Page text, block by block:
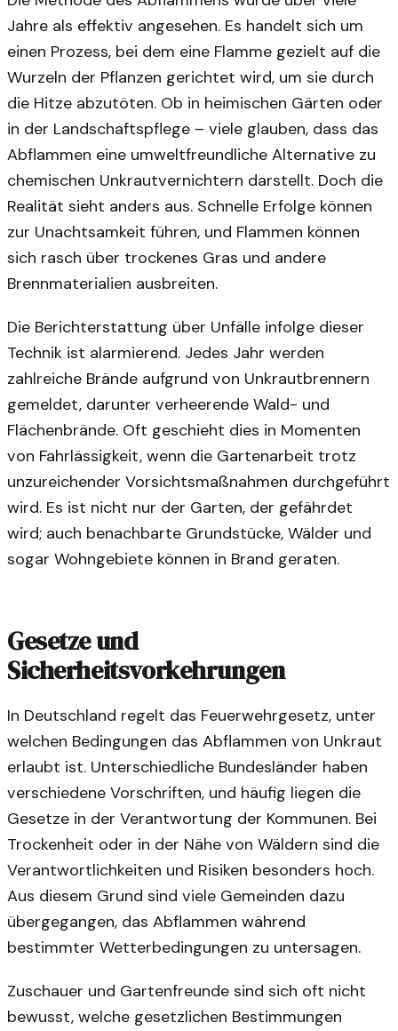
Jahre als effektiv angesehen. Es handelt sich um
einen Prozess, bei dem eine Flamme gezielt auf die
Wurzeln der Pflanzen gerichtet wird, um sie durch
die Hitze abzutöten. Ob in heimischen Gärten oder
in der Landschaftspflege – viele glauben, dass das
Abflammen eine umweltfreundliche Alternative zu
chemischen Unkrautvernichtern darstellt. Doch die
Realität sieht anders aus. Schnelle Erfolge können
zur Unachtsamkeit führen, und Flammen können
sich rasch über trockenes Gras und andere
Brennmaterialien ausbreiten.
Die Berichterstattung über Unfälle infolge dieser
Technik ist alarmierend. Jedes Jahr werden
zahlreiche Brände aufgrund von Unkrautbrennern
gemeldet, darunter verheerende Wald- und
Flächenbrände. Oft geschieht dies in Momenten
von Fahrlässigkeit, wenn die Gartenarbeit trotz
unzureichender Vorsichtsmaßnahmen durchgeführt
wird. Es ist nicht nur der Garten, der gefährdet
wird; auch benachbarte Grundstücke, Wälder und
sogar Wohngebiete können in Brand geraten.
Gesetze und
Sicherheitsvorkehrungen
In Deutschland regelt das Feuerwehrgesetz, unter
welchen Bedingungen das Abflammen von Unkraut
erlaubt ist. Unterschiedliche Bundesländer haben
verschiedene Vorschriften, und häufig liegen die
Gesetze in der Verantwortung der Kommunen. Bei
Trockenheit oder in der Nähe von Wäldern sind die
Verantwortlichkeiten und Risiken besonders hoch.
Aus diesem Grund sind viele Gemeinden dazu
übergegangen, das Abflammen während
bestimmter Wetterbedingungen zu untersagen.
Zuschauer und Gartenfreunde sind sich oft nicht
bewusst, welche gesetzlichen Bestimmungen